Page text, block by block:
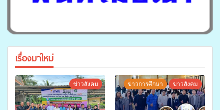
เรื่องมาใหม่
ข่าวสังคม ข่าวการศึกษา ข่าวสังคม